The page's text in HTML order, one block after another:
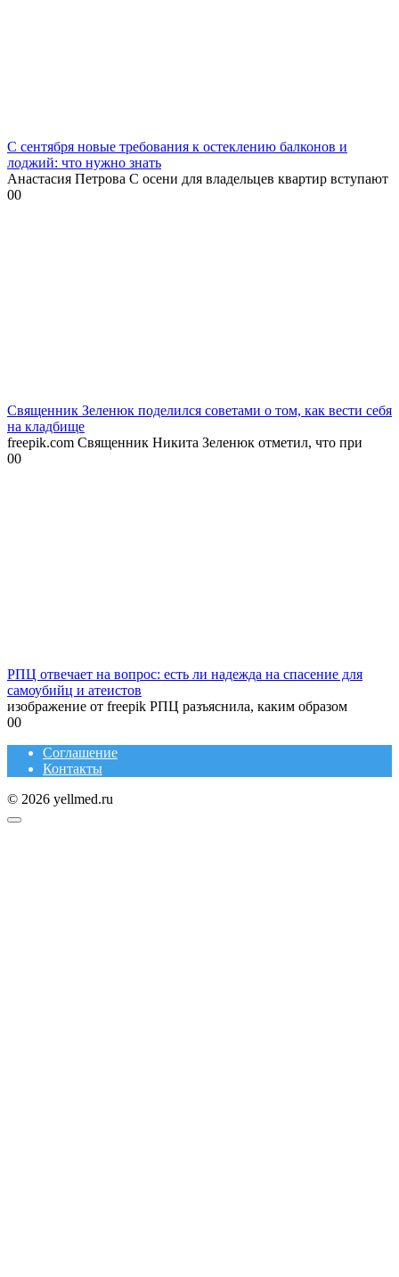
С сентября новые требования к остеклению балконов и
лоджий: что нужно знать
Анастасия Петрова С осени для владельцев квартир вступают
00
Священник Зеленюк поделился советами о том, как вести себя
на кладбище
freepik.com Священник Никита Зеленюк отметил, что при
00
РПЦ отвечает на вопрос: есть ли надежда на спасение для
самоубийц и атеистов
изображение от freepik РПЦ разъяснила, каким образом
00
Соглашение
Контакты
© 2026 yellmed.ru